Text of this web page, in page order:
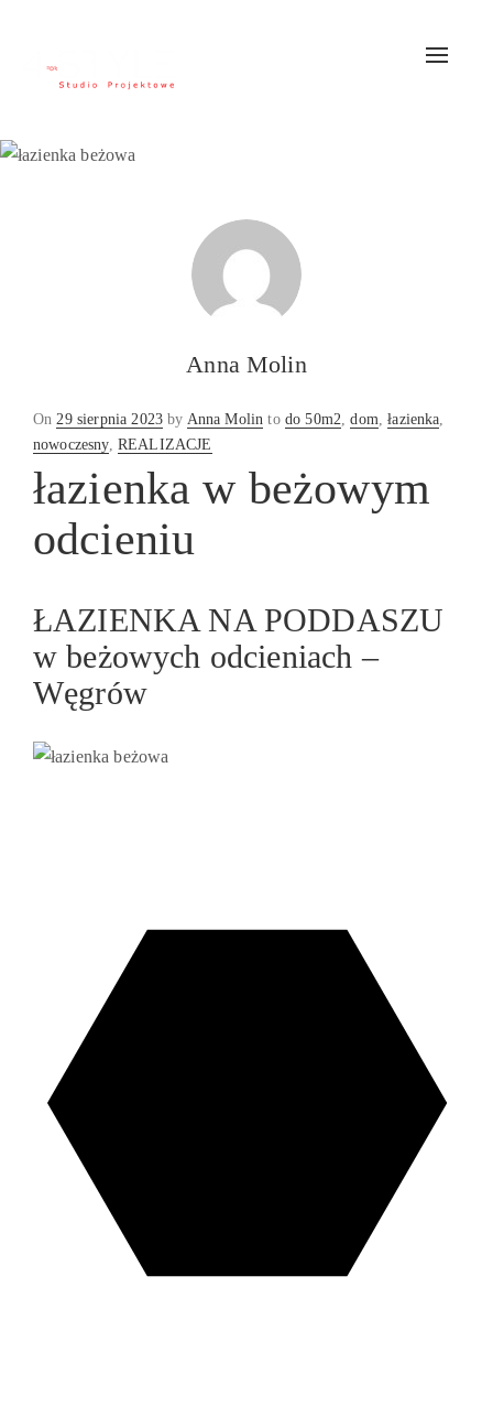
Toggle
Anna Molin
On Posted
on
29 sierpnia 2023 by Anna Molin to do 50m2 ,dom ,łazienka
nowoczesny, REALIZACJE
łazienka w beżowym
odcieniu
ŁAZIENKA NA PODDASZU
w beżowych odcieniach –
Węgrów